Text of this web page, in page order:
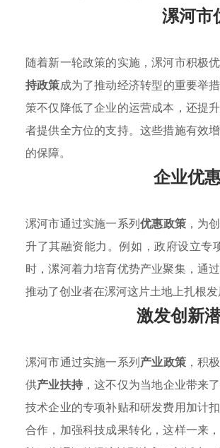
漯河市
随着新一轮政策的实施，漯河市积极
持政策成为了推动经济转型的重要举
策不仅降低了企业的运营成本，还提
者提供全方位的支持。这些措施有效
的保障。
企业优
漯河市通过实施一系列优惠政策，为
升了其融资能力。例如，政府设立
时，漯河着力培育优势产业聚集，通
推动了创业者在漯河这片土地上扎根
激发创新
漯河市通过实施一系列产业政策，积
供产业扶持 ，这不仅为当地企业带来
技术企业的专项补贴和研发费用加计
合作，加强科技成果转化，这样一来